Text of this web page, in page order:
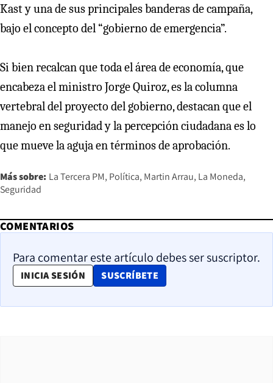
Kast y una de sus principales banderas de campaña,
bajo el concepto del “gobierno de emergencia”.
Si bien recalcan que toda el área de economía, que
encabeza el ministro Jorge Quiroz, es la columna
vertebral del proyecto del gobierno, destacan que el
manejo en seguridad y la percepción ciudadana es lo
que mueve la aguja en términos de aprobación.
Más sobre: La Tercera PM Política Martin Arrau La Moneda
Seguridad
COMENTARIOS
Para comentar este artículo debes ser suscriptor.
INICIA SESIÓN SUSCRÍBETE
OPENS IN NEW WINDOW